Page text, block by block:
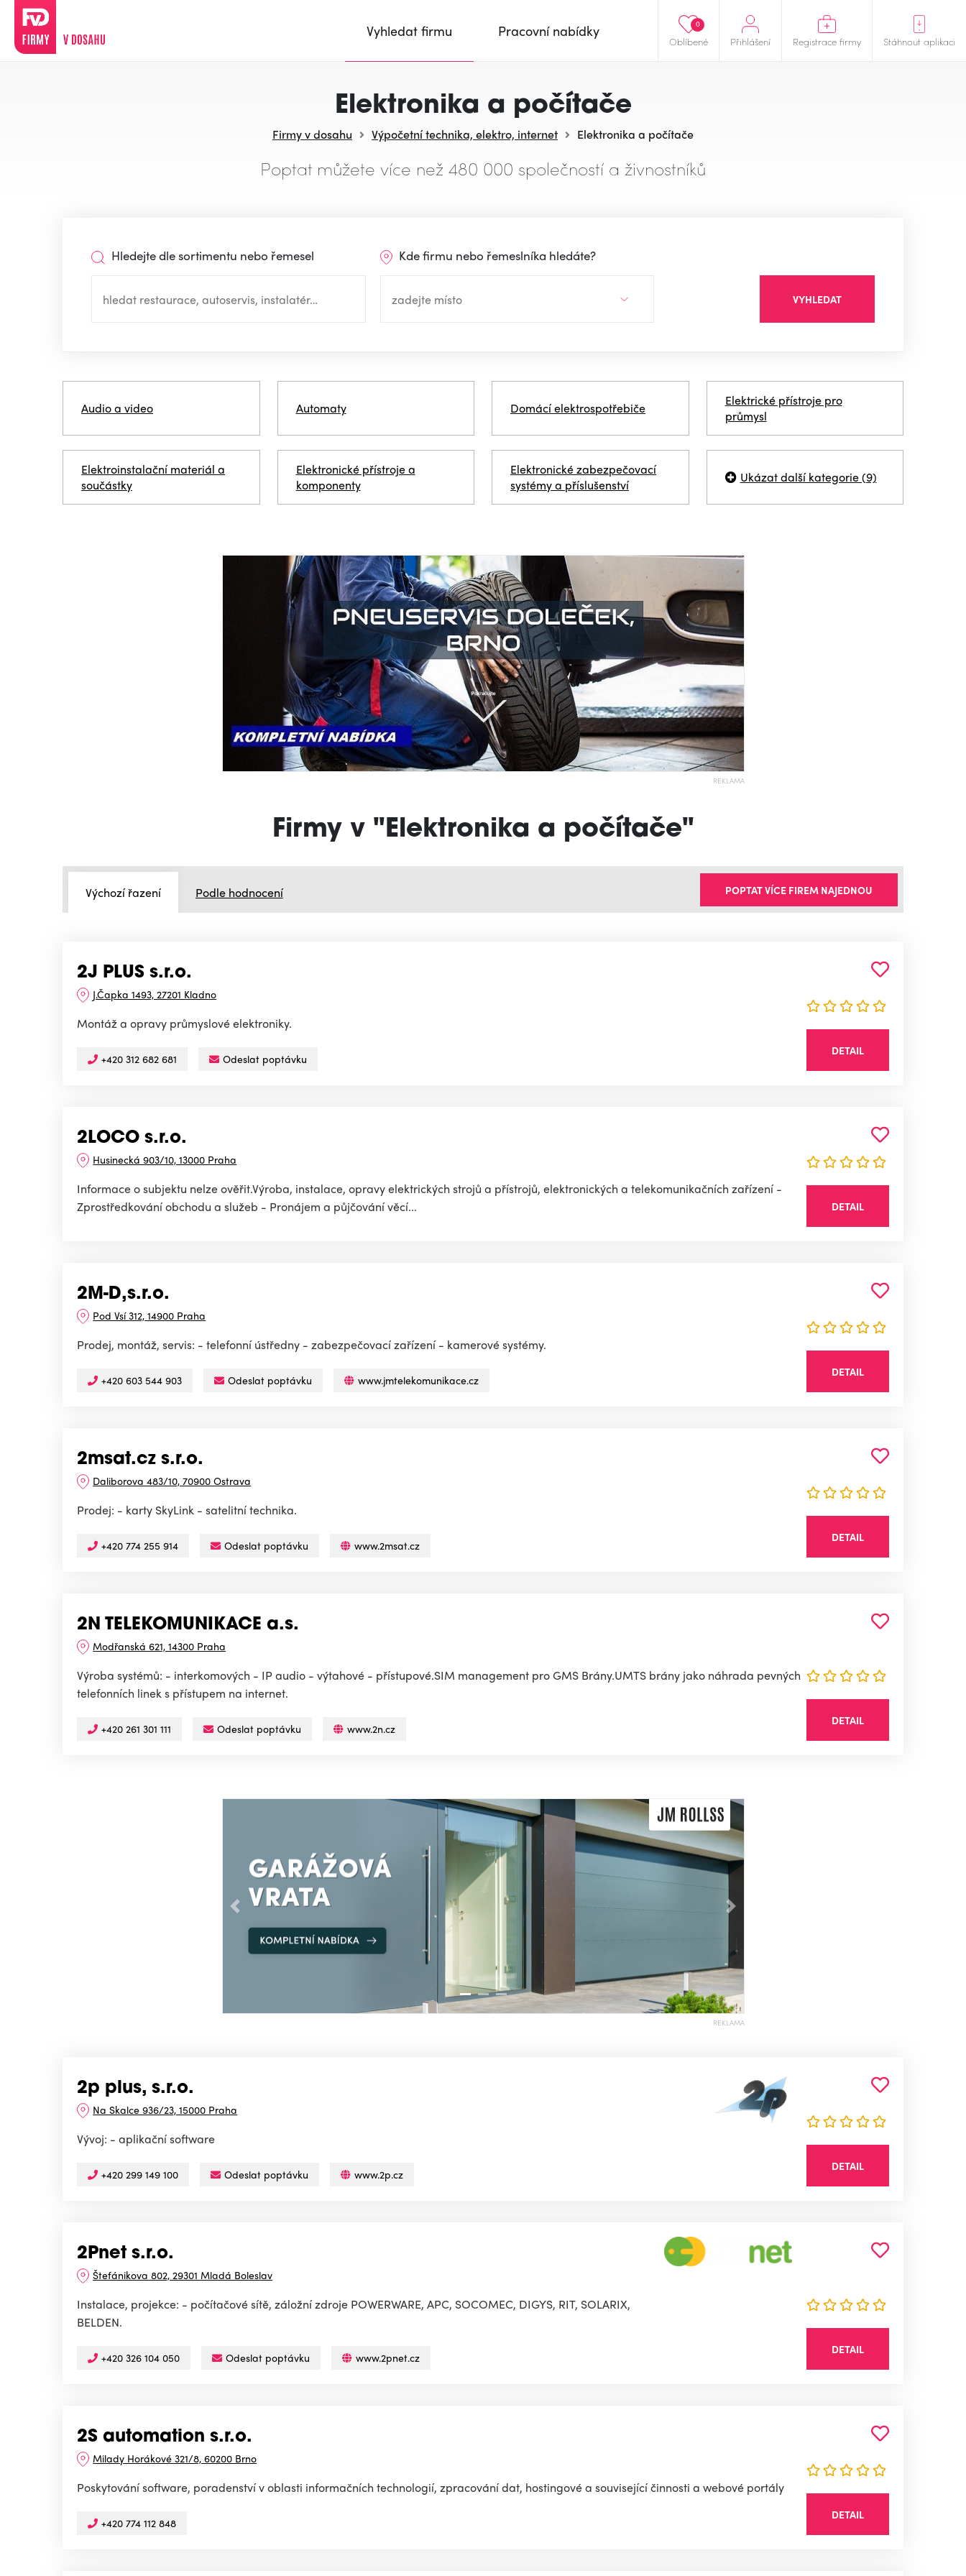
Oblíbené
0
Přihlášení Registrace firmy Stáhnout aplikaci
Vyhledat firmu Pracovní nabídky
Elektronika a počítače
Firmy v dosahu Výpočetní technika, elektro, internet Elektronika a počítače
Poptat můžete více než 480 000 společností a živnostníků
Hledejte dle sortimentu nebo řemesel Kde firmu nebo řemeslníka hledáte?
VYHLEDAT
Audio a video Automaty Domácí elektrospotřebiče
Elektrické přístroje pro
průmysl
Elektroinstalační materiál a
součástky
Elektronické přístroje a
komponenty
Elektronické zabezpečovací
systémy a příslušenství
Ukázat další kategorie (9)
REKLAMA
Firmy v "Elektronika a počítače"
Výchozí řazení Podle hodnocení POPTAT VÍCE FIREM NAJEDNOU
2J PLUS s.r.o.
J.Čapka 1493, 27201 Kladno
Montáž a opravy průmyslové elektroniky.
+420 312 682 681 Odeslat poptávku
DETAIL
2LOCO s.r.o.
Husinecká 903/10, 13000 Praha
Informace o subjektu nelze ověřit.Výroba, instalace, opravy elektrických strojů a přístrojů, elektronických a telekomunikačních zařízení -
Zprostředkování obchodu a služeb - Pronájem a půjčování věcí...
DETAIL
2M-D,s.r.o.
Pod Vsí 312, 14900 Praha
Prodej, montáž, servis: - telefonní ústředny - zabezpečovací zařízení - kamerové systémy.
+420 603 544 903 Odeslat poptávku www.jmtelekomunikace.cz
DETAIL
2msat.cz s.r.o.
Daliborova 483/10, 70900 Ostrava
Prodej: - karty SkyLink - satelitní technika.
+420 774 255 914 Odeslat poptávku www.2msat.cz
DETAIL
2N TELEKOMUNIKACE a.s.
Modřanská 621, 14300 Praha
Výroba systémů: - interkomových - IP audio - výtahové - přístupové.SIM management pro GMS Brány.UMTS brány jako náhrada pevných
telefonních linek s přístupem na internet.
+420 261 301 111 Odeslat poptávku www.2n.cz
DETAIL
Předchozí Následující
REKLAMA
2p plus, s.r.o.
Na Skalce 936/23, 15000 Praha
Vývoj: - aplikační software
+420 299 149 100 Odeslat poptávku www.2p.cz
DETAIL
2Pnet s.r.o.
Štefánikova 802, 29301 Mladá Boleslav
Instalace, projekce: - počítačové sítě, záložní zdroje POWERWARE, APC, SOCOMEC, DIGYS, RIT, SOLARIX,
BELDEN.
+420 326 104 050 Odeslat poptávku www.2pnet.cz
DETAIL
2S automation s.r.o.
Milady Horákové 321/8, 60200 Brno
Poskytování software, poradenství v oblasti informačních technologií, zpracování dat, hostingové a související činnosti a webové portály
+420 774 112 848
DETAIL